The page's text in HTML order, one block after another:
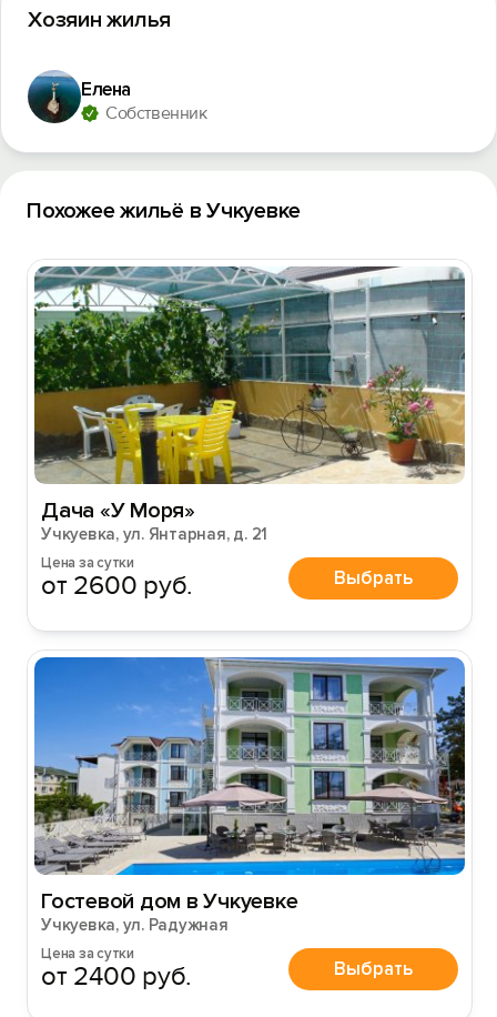
Хозяин жилья
Елена
Собственник
Похожее жильё в Учкуевке
Дача «У Моря»
Учкуевка, ул. Янтарная, д. 21
Цена за сутки
от 2600 руб. Выбрать
Гостевой дом в Учкуевке
Учкуевка, ул. Радужная
Цена за сутки
от 2400 руб. Выбрать